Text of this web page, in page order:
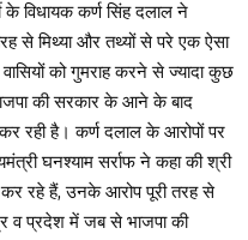
के विधायक कर्ण सिंह दलाल ने
से मिथ्या और तथ्यों से परे एक ऐसा
को गुमराह करने से ज्यादा कुछ
की सरकार के आने के बाद
रही है। कर्ण दलाल के आरोपों पर
घनश्याम सर्राफ ने कहा की श्री
कर रहे हैं, उनके आरोप पूरी तरह से
व प्रदेश में जब से भाजपा की